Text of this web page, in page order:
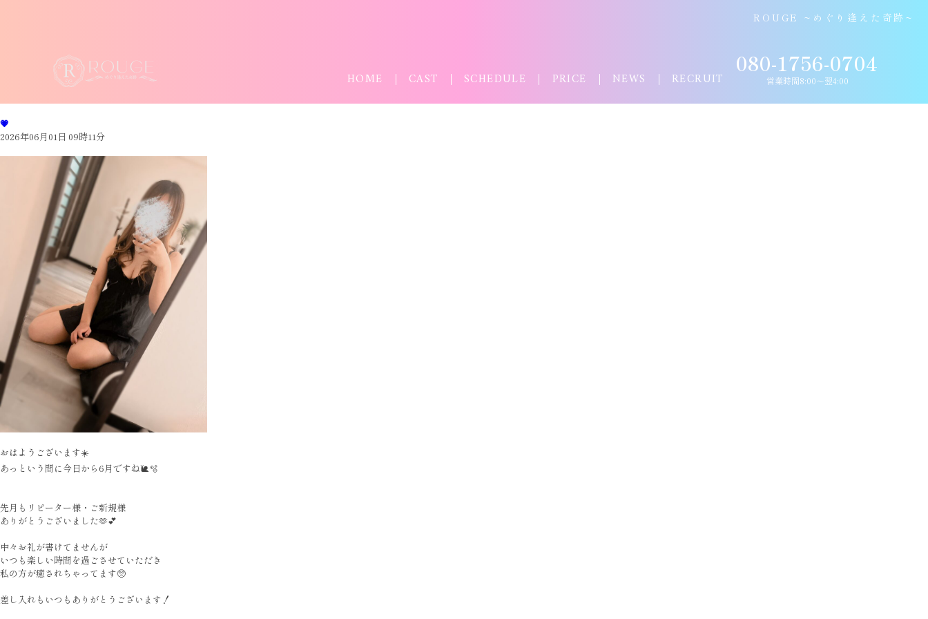
ROUGE ~めぐり逢えた奇跡~
HOME CAST SCHEDULE PRICE NEWS RECRUIT
080-1756-0704
営業時間8:00〜翌4:00
💗
2026年06月01日 09時11分
おはようございます☀️
あっという間に今日から6月ですね🐌🫧
先月もリピーター様・ご新規様
ありがとうございました🫶💕
中々お礼が書けてませんが
いつも楽しい時間を過ごさせていただき
私の方が癒されちゃってます🥺
差し入れもいつもありがとうございます！